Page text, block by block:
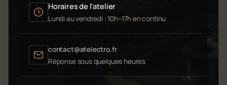
Horaires de l'atelier
Lundi au vendredi : 10h–17h en continu
contact@atelectro.fr
Réponse sous quelques heures